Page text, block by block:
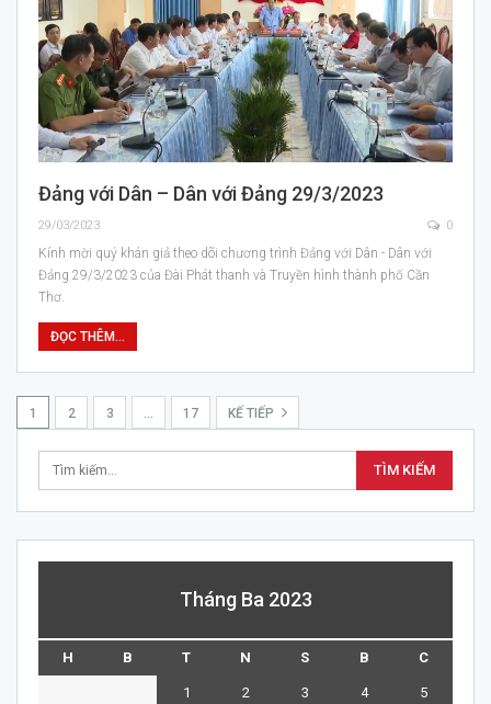
Đảng với Dân – Dân với Đảng 29/3/2023
29/03/2023 0
Kính mời quý khán giả theo dõi chương trình Đảng với Dân - Dân với
Đảng 29/3/2023 của Đài Phát thanh và Truyền hình thành phố Cần
Thơ.
ĐỌC THÊM...
1 2 3 … 17 KẾ TIẾP
Tháng Ba 2023
H B T N S B C
1 2 3 4 5